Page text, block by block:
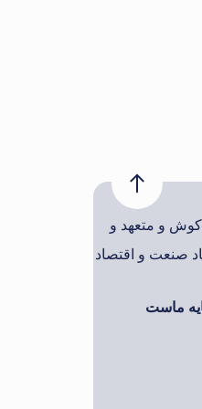
و متعهد و
صنعت و اقتصاد
ماست